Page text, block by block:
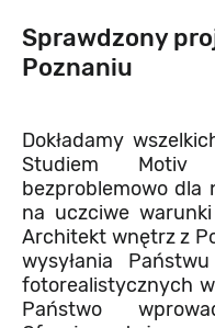
Sprawdzony
Poznaniu
Dokładamy
Studiem Motiv
bezproblemowo dla
na uczciwe
Architekt wnętrz z
wysyłania
fotorealistycznych
Państwo